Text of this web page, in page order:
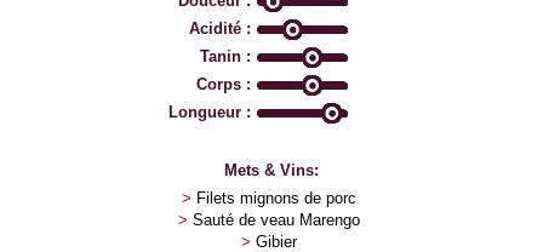
Acidité :
Tanin :
Corps :
Longueur :
Mets & Vins:
> Filets mignons de porc
> Sauté de veau Marengo
> Gibier